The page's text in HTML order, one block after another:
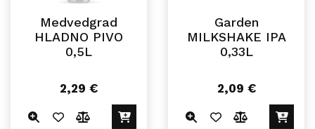
Medvedgrad
HLADNO PIVO
0,5L
2,29 €
Garden
MILKSHAKE IPA
0,33L
2,09 €